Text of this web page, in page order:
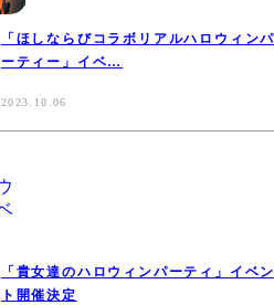
「ほしならびコラボリアルハロウィン
ーティー」イベ…
2023.10.06
「貴女達のハロウィンパーティ」イベ
ト開催決定